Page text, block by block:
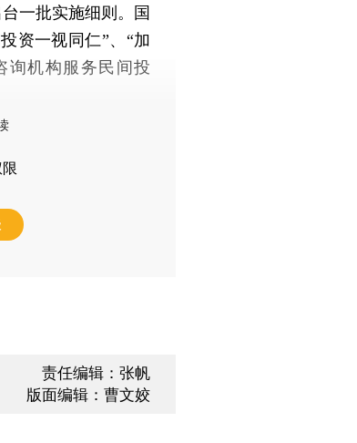
一批实施细则。国
资一视同仁”、“加
询机构服务民间投
责任编辑：张帆
版面编辑：曹文姣